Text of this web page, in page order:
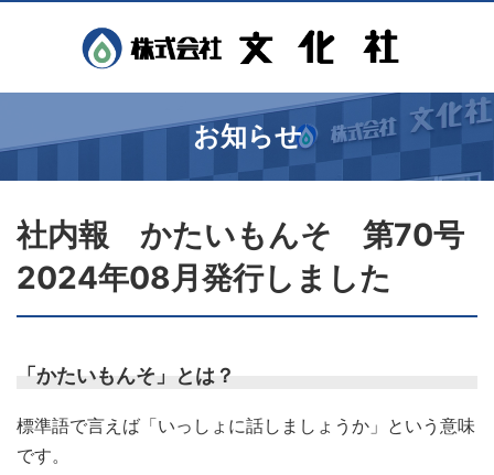
お知らせ
社内報 かたいもんそ 第70号
2024年08月発行しました
「かたいもんそ」とは？
標準語で言えば「いっしょに話しましょうか」という意味
です。